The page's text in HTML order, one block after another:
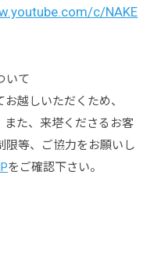
c/NAKE
いて
越しいただくため、
また、来塔くださるお客
限等、ご協力をお願いし
をご確認下さい。